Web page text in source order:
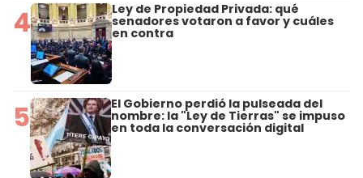
4 Ley de Propiedad Privada: qué
senadores votaron a favor y cuáles
en contra
5 El Gobierno perdió la pulseada del
nombre: la "Ley de Tierras" se impuso
en toda la conversación digital